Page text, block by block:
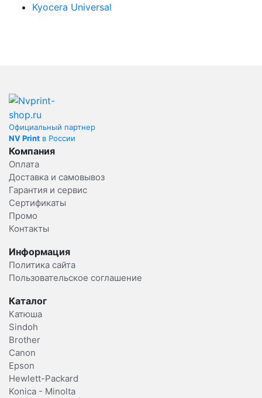
Kyocera Universal
Официальный партнер
NV Print в России
Компания
Оплата
Доставка и самовывоз
Гарантия и сервис
Сертификаты
Промо
Контакты
Информация
Политика сайта
Пользовательское соглашение
Каталог
Катюша
Sindoh
Brother
Canon
Epson
Hewlett-Packard
Konica - Minolta